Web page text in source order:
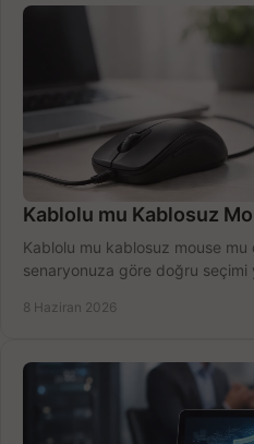
Kablolu mu Kablosuz
Kablolu mu kablosuz mouse mu
senaryonuza göre doğru seçimi
8 Haziran 2026